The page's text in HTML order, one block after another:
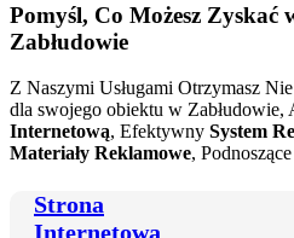
Pomyśl, Co Możesz Zyskać
Zabłudowie
Z Naszymi Usługami Otrzymasz
dla swojego obiektu w Zabłudowie,
Internetową, Efektywny System
Materiały Reklamowe,
Strona
Internetowa